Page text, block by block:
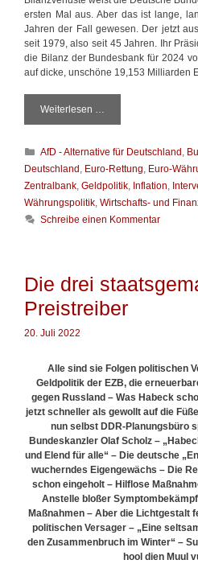
i
s
s
i
o
ersten Mal aus. Aber das ist lange,
Jahren der Fall gewesen. Der jetzt
seit 1979, also seit 45 Jahren. Ihr
die Bilanz der Bundesbank für 2024
auf dicke, unschöne 19,153 Milliarden
Weiterlesen …
e
d
i
c
k
V
u
t
B
u
n
d
e
s
b
a
n
k
K
a
t
g
o
n
AfD - Alternative für Deutschland ,
Deutschland , Euro-Rettung, Euro-
Zentralbank, Geldpolitik, Inflation,
Währungspolitik, Wirtschafts- und
Schreibe einen Kommentar
Die drei
Preistreiber
20. Juli 2022
Alle sind sie Folgen politischen
Geldpolitik der EZB, die
gegen Russland – Was Habeck
jetzt schneller als gewollt auf die
nun selbst DDR-Planungsbüro
Bundeskanzler Olaf Scholz –
und Elend für alle“ – Die deutsche
wucherndes Eigengewächs – Die
schon eingeholt – Hilflose
Anstelle bloßer
Maßnahmen – Aber die Lichtgestalt
politischen Versager – „Eine
den Zusammenbruch im Winter“ –
hool dien Muul